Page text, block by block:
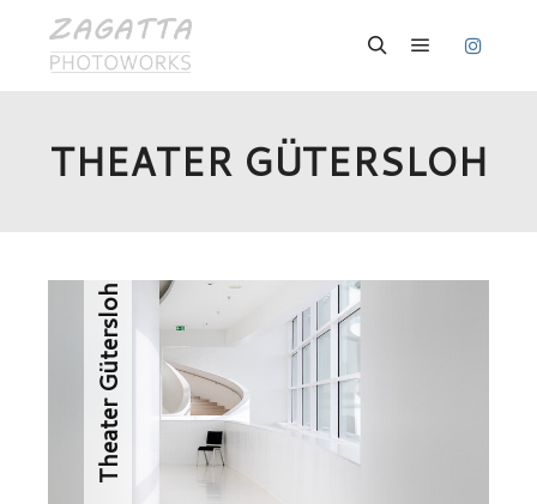
THEATER GÜTERSLOH
Theater Gütersloh